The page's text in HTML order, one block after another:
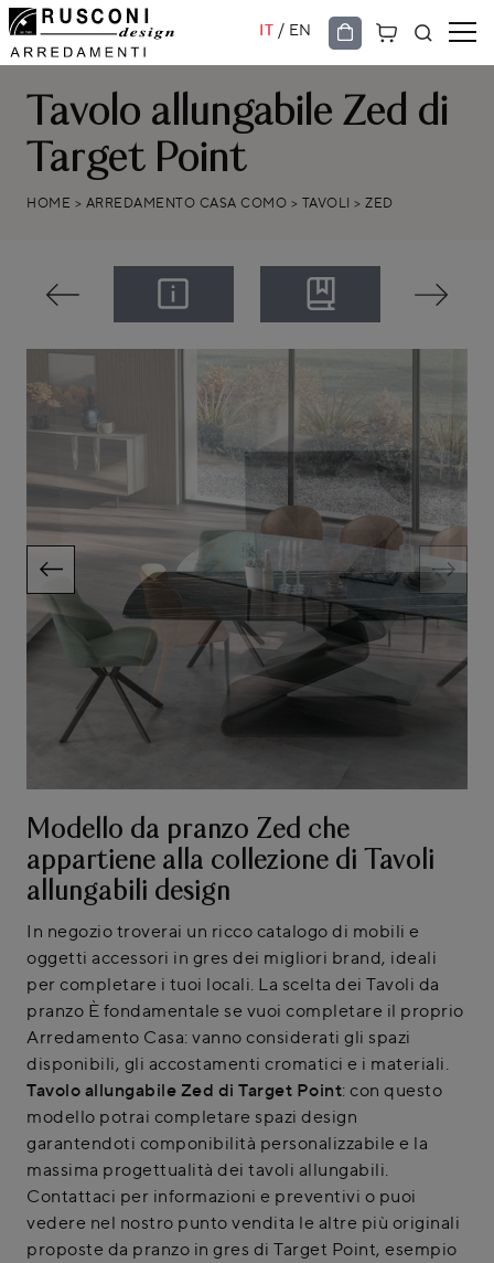
IT / EN
Tavolo allungabile Zed di
Target Point
HOME > ARREDAMENTO CASA COMO > TAVOLI > ZED
Modello da pranzo Zed che
appartiene alla collezione di Tavoli
allungabili design
In negozio troverai un ricco catalogo di mobili e
oggetti accessori in gres dei migliori brand, ideali
per completare i tuoi locali. La scelta dei Tavoli da
pranzo È fondamentale se vuoi completare il proprio
Arredamento Casa: vanno considerati gli spazi
disponibili, gli accostamenti cromatici e i materiali.
Tavolo allungabile Zed di Target Point: con questo
modello potrai completare spazi design
garantendoti componibilità personalizzabile e la
massima progettualità dei tavoli allungabili.
Contattaci per informazioni e preventivi o puoi
vedere nel nostro punto vendita le altre più originali
proposte da pranzo in gres di Target Point, esempio